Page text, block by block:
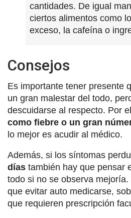
cantidades. De igual
ciertos alimentos como
exceso, la cafeína o
Consejos
Es importante tener presente
un gran malestar del todo,
descuidarse al respecto. Por
como fiebre o un gran
lo mejor es acudir al médico.
Además, si los síntomas
días también hay que pensar
todo si no se observa
que evitar auto medicarse,
que requieren prescripción